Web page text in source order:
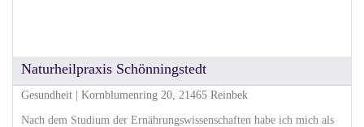
Naturheilpraxis Schönningstedt
Gesundheit | Kornblumenring 20, 21465 Reinbek
Nach dem Studium der Ernährungswissenschaften habe ich mich als